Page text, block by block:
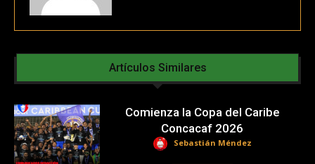
Artículos Similares
Comienza la Copa del Caribe
Concacaf 2026
Sebastián Méndez